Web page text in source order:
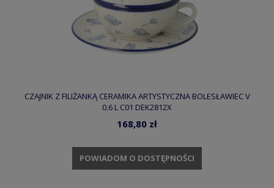
CZAJNIK Z FILIŻANKĄ CERAMIKA ARTYSTYCZNA BOLESŁAWIEC V
0,6 L C01 DEK2812X
168,80 zł
POWIADOM O DOSTĘPNOŚCI